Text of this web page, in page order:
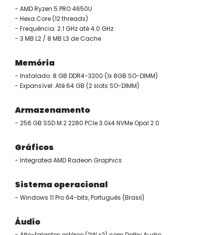
- AMD Ryzen 5 PRO 4650U
- Hexa Core (12 threads)
- Frequência: 2.1 GHz até 4.0 GHz
- 3 MB L2 / 8 MB L3 de Cache
Memória
- Instalado: 8 GB DDR4-3200 (1x 8GB SO-DIMM)
- Expansível: Até 64 GB (2 slots SO-DIMM)
Armazenamento
- 256 GB SSD M.2 2280 PCIe 3.0x4 NVMe Opal 2.0
Gráficos
- Integrated AMD Radeon Graphics
Sistema operacional
- Windows 11 Pro 64-bits, Português (Brasil)
Áudio